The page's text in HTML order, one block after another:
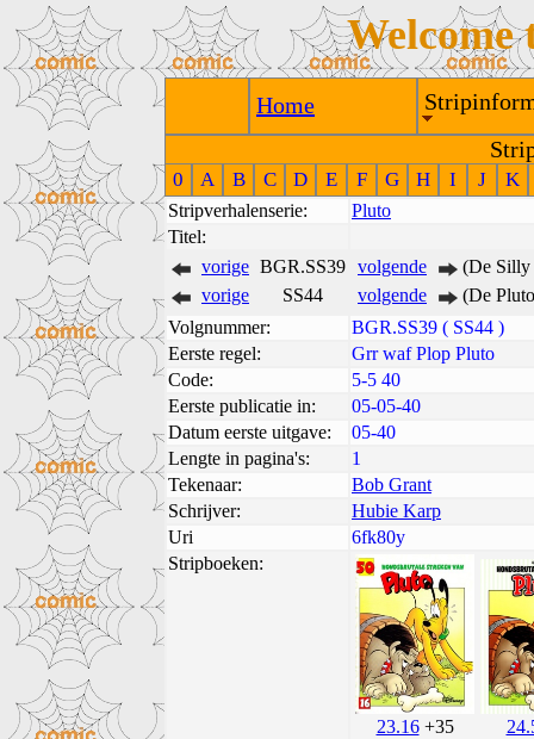
Welcome
Home
0 A B C D E F G H I J K
Stripverhalenserie:
Pluto
Titel:
vorige BGR.SS39 volgende
(De Silly
vorige
SS44 volgende
(De
Volgnummer:
BGR.SS39 ( SS44 )
Eerste regel:
Grr waf Plop Pluto
Code:
5-5 40
Eerste publicatie in:
05-05-40
Datum eerste uitgave:
05-40
Lengte in pagina's:
1
Tekenaar:
Bob Grant
Schrijver:
Hubie Karp
Uri
6fk80y
Stripboeken:
23.16+35